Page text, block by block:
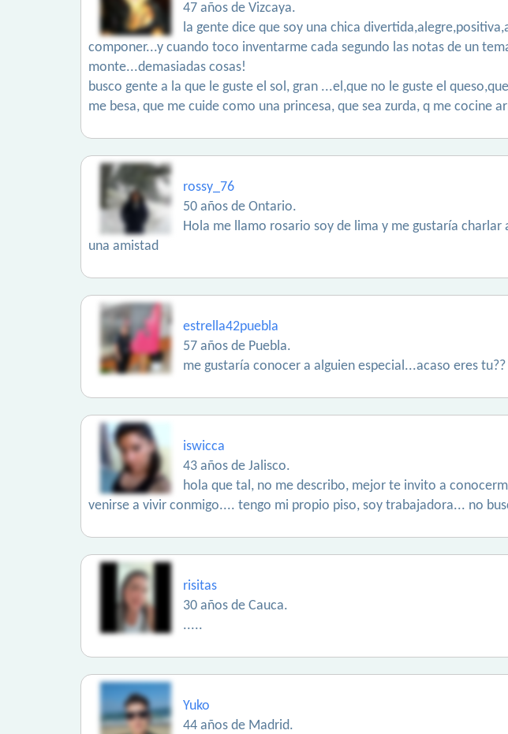
47 años de Vizcaya.
la gente dice que soy una chica
componer...y cuando toco inventarme cada segundo las notas de un
monte...demasiadas cosas!
busco gente a la que le guste el sol, gran ...el,que no le guste el
me besa, que me cuide como una princesa, que sea zurda, q me
rossy_76
50 años de Ontario.
Hola me llamo rosario soy de lima y me gustaría
una amistad
estrella42puebla
57 años de Puebla.
me gustaría conocer a alguien especial...acaso eres tu??
iswicca
43 años de Jalisco.
hola que tal, no me describo, mejor te invito a
venirse a vivir conmigo.... tengo mi propio piso, soy trabajadora... no
risitas
30 años de Cauca.
.....
Yuko
44 años de Madrid.